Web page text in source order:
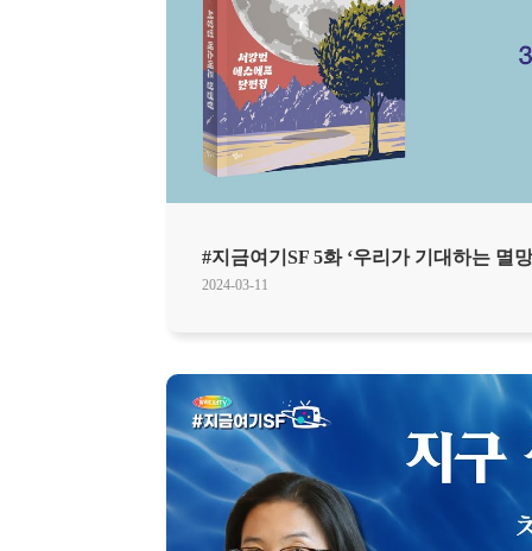
#지금여기SF 5화 ‘우리가 기대하는 멸
2024-03-11